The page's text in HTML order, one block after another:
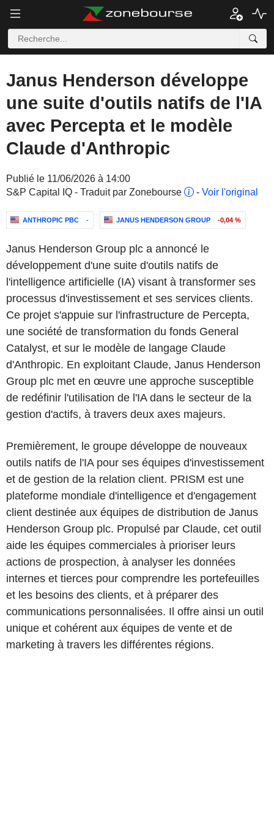
Janus Henderson développe
une suite d'outils natifs de l'IA
avec Percepta et le modèle
Claude d'Anthropic
Publié le 11/06/2026 à 14:00
S&P Capital IQ - Traduit par Zonebourse
- Voir l'original
ANTHROPIC PBC - JANUS HENDERSON GROUP -0,04 %
Janus Henderson Group plc a annoncé le
développement d'une suite d'outils natifs de
l'intelligence artificielle (IA) visant à transformer ses
processus d'investissement et ses services clients.
Ce projet s'appuie sur l'infrastructure de Percepta,
une société de transformation du fonds General
Catalyst, et sur le modèle de langage Claude
d'Anthropic. En exploitant Claude, Janus Henderson
Group plc met en œuvre une approche susceptible
de redéfinir l'utilisation de l'IA dans le secteur de la
gestion d'actifs, à travers deux axes majeurs.
Premièrement, le groupe développe de nouveaux
outils natifs de l'IA pour ses équipes d'investissement
et de gestion de la relation client. PRISM est une
plateforme mondiale d'intelligence et d'engagement
client destinée aux équipes de distribution de Janus
Henderson Group plc. Propulsé par Claude, cet outil
aide les équipes commerciales à prioriser leurs
actions de prospection, à analyser les données
internes et tierces pour comprendre les portefeuilles
et les besoins des clients, et à préparer des
communications personnalisées. Il offre ainsi un outil
unique et cohérent aux équipes de vente et de
marketing à travers les différentes régions.